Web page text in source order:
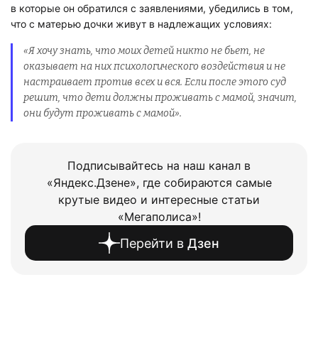
в которые он обратился с заявлениями, убедились в том,
что с матерью дочки живут в надлежащих условиях:
«Я хочу знать, что моих детей никто не бьет, не
оказывает на них психологического воздействия и не
настраивает против всех и вся. Если после этого суд
решит, что дети должны проживать с мамой, значит,
они будут проживать с мамой».
Подписывайтесь на наш канал в
«Яндекс.Дзене», где собираются самые
крутые видео и интересные статьи
«Мегаполиса»!
Перейти в Дзен